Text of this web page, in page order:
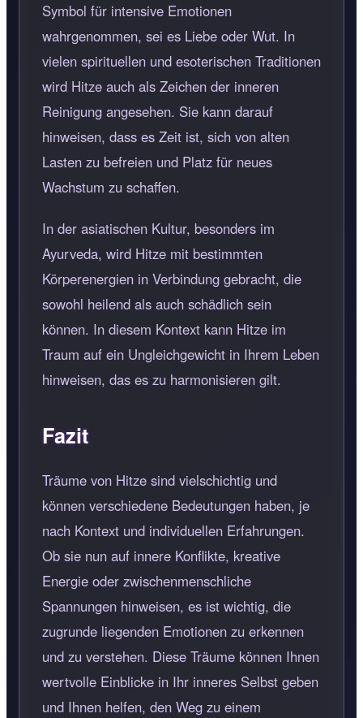
Symbol für intensive Emotionen
wahrgenommen, sei es Liebe oder Wut. In
vielen spirituellen und esoterischen Traditionen
wird Hitze auch als Zeichen der inneren
Reinigung angesehen. Sie kann darauf
hinweisen, dass es Zeit ist, sich von alten
Lasten zu befreien und Platz für neues
Wachstum zu schaffen.
In der asiatischen Kultur, besonders im
Ayurveda, wird Hitze mit bestimmten
Körperenergien in Verbindung gebracht, die
sowohl heilend als auch schädlich sein
können. In diesem Kontext kann Hitze im
Traum auf ein Ungleichgewicht in Ihrem Leben
hinweisen, das es zu harmonisieren gilt.
Fazit
Träume von Hitze sind vielschichtig und
können verschiedene Bedeutungen haben, je
nach Kontext und individuellen Erfahrungen.
Ob sie nun auf innere Konflikte, kreative
Energie oder zwischenmenschliche
Spannungen hinweisen, es ist wichtig, die
zugrunde liegenden Emotionen zu erkennen
und zu verstehen. Diese Träume können Ihnen
wertvolle Einblicke in Ihr inneres Selbst geben
und Ihnen helfen, den Weg zu einem